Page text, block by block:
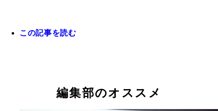
この記事を読む
編集部のオススメ